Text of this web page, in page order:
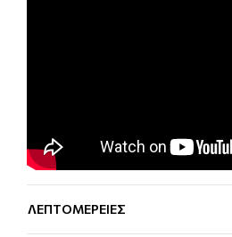
ΛΕΠΤΟΜΕΡΕΙΕΣ